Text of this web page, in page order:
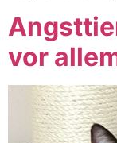
vor